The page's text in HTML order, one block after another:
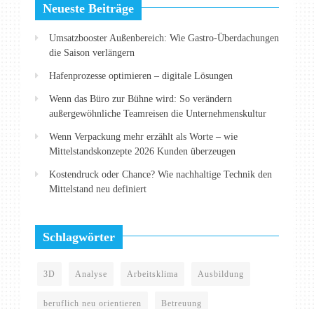
Neueste Beiträge
Umsatzbooster Außenbereich: Wie Gastro-Überdachungen
die Saison verlängern
Hafenprozesse optimieren – digitale Lösungen
Wenn das Büro zur Bühne wird: So verändern
außergewöhnliche Teamreisen die Unternehmenskultur
Wenn Verpackung mehr erzählt als Worte – wie
Mittelstandskonzepte 2026 Kunden überzeugen
Kostendruck oder Chance? Wie nachhaltige Technik den
Mittelstand neu definiert
Schlagwörter
3D Analyse Arbeitsklima Ausbildung
beruflich neu orientieren Betreuung